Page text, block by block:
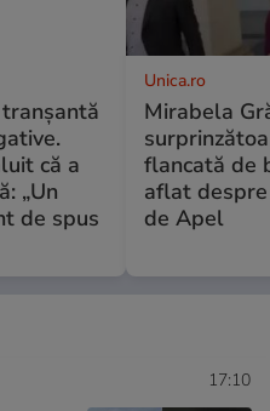
că a
„Un
de spus
Unica.ro
Mirabela
flancată de
aflat
de Apel
17:10